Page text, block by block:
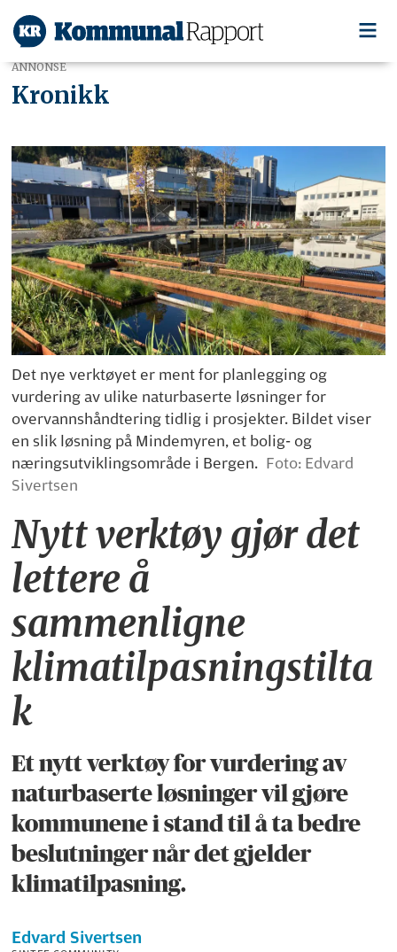
ANNONSE
Kronikk
Det nye verktøyet er ment for planlegging og
vurdering av ulike naturbaserte løsninger for
overvannshåndtering tidlig i prosjekter. Bildet viser
en slik løsning på Mindemyren, et bolig- og
næringsutviklingsområde i Bergen. Foto: Edvard
Sivertsen
Nytt verktøy gjør det
lettere å
sammenligne
klimatilpasningstilta
k
Et nytt verktøy for vurdering av
naturbaserte løsninger vil gjøre
kommunene i stand til å ta bedre
beslutninger når det gjelder
klimatilpasning.
Edvard Sivertsen